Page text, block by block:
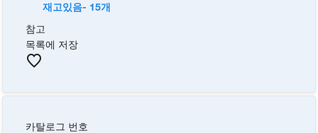
재고있음- 15개
참고
목록에 저장
카탈로그 번호